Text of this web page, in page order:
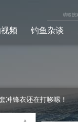
频 钓鱼杂谈
冲锋衣还在打哆嗦！